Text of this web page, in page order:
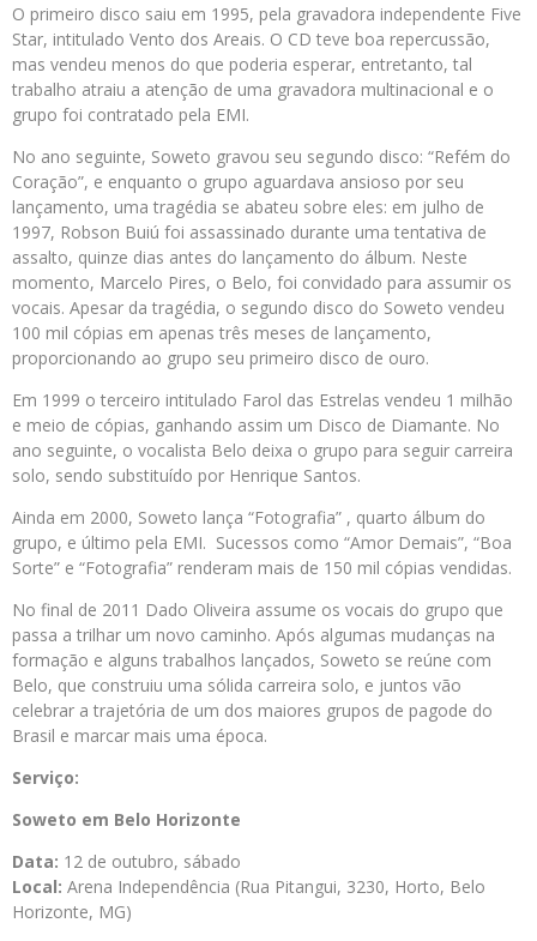
O primeiro disco saiu em 1995, pela gravadora independente Five
Star, intitulado Vento dos Areais. O CD teve boa repercussão,
mas vendeu menos do que poderia esperar, entretanto, tal
trabalho atraiu a atenção de uma gravadora multinacional e o
grupo foi contratado pela EMI.
No ano seguinte, Soweto gravou seu segundo disco: “Refém do
Coração”, e enquanto o grupo aguardava ansioso por seu
lançamento, uma tragédia se abateu sobre eles: em julho de
1997, Robson Buiú foi assassinado durante uma tentativa de
assalto, quinze dias antes do lançamento do álbum. Neste
momento, Marcelo Pires, o Belo, foi convidado para assumir os
vocais. Apesar da tragédia, o segundo disco do Soweto vendeu
100 mil cópias em apenas três meses de lançamento,
proporcionando ao grupo seu primeiro disco de ouro.
Em 1999 o terceiro intitulado Farol das Estrelas vendeu 1 milhão
e meio de cópias, ganhando assim um Disco de Diamante. No
ano seguinte, o vocalista Belo deixa o grupo para seguir carreira
solo, sendo substituído por Henrique Santos.
Ainda em 2000, Soweto lança “Fotografia” , quarto álbum do
grupo, e último pela EMI. Sucessos como “Amor Demais”, “Boa
Sorte” e “Fotografia” renderam mais de 150 mil cópias vendidas.
No final de 2011 Dado Oliveira assume os vocais do grupo que
passa a trilhar um novo caminho. Após algumas mudanças na
formação e alguns trabalhos lançados, Soweto se reúne com
Belo, que construiu uma sólida carreira solo, e juntos vão
celebrar a trajetória de um dos maiores grupos de pagode do
Brasil e marcar mais uma época.
Serviço:
Soweto em Belo Horizonte
Data: 12 de outubro, sábado
Local: Arena Independência (Rua Pitangui, 3230, Horto, Belo
Horizonte, MG)